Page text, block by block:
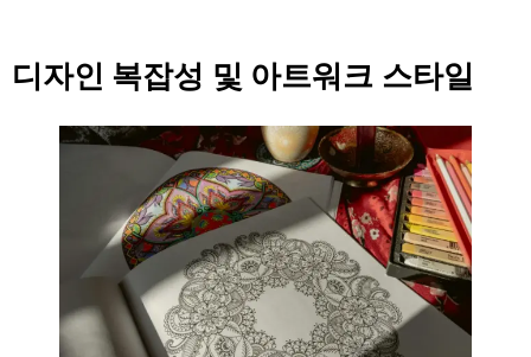
디자인 복잡성 및 아트워크 스타일